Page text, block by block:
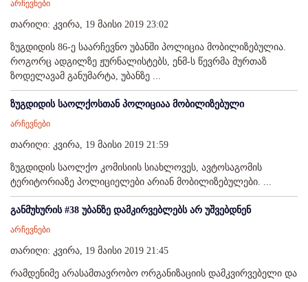
არჩევნები
თარიღი: კვირა, 19 მაისი 2019 23:02
ზუგდიდის 86-ე საარჩევნო უბანში პოლიცია მობილიზებულია.
როგორც ადგილზე ჟურნალისტებს, ენმ-ს წევრმა მურთაზ
ზოდელავამ განუმარტა, უბანზე ...
ზუგდიდის საოლქოსთან პოლიციაა მობილიზებული
არჩევნები
თარიღი: კვირა, 19 მაისი 2019 21:59
ზუგდიდის საოლქო კომისიის სიახლოვეს, ავტოსაგომის
ტერიტორიაზე პოლიციელები არიან მობილიზებულები. ...
განმუხურის #38 უბანზე დამკირვებლებს არ უშვებდნენ
არჩევნები
თარიღი: კვირა, 19 მაისი 2019 21:45
რამდენიმე არასამთავრობო ორგანიზაციის დამკვირვებელი და